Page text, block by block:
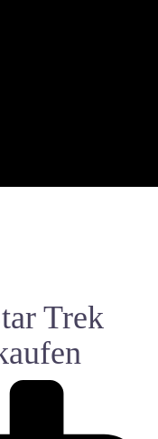
Trek